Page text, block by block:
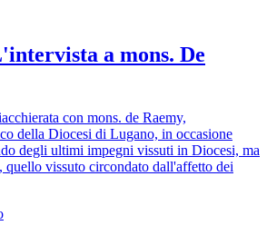
a mons. De
con mons. de Raemy,
della Diocesi di Lugano, in occasione
degli ultimi impegni vissuti in Diocesi, ma
quello vissuto circondato dall'affetto dei